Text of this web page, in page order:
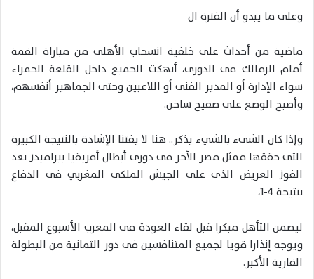
وعلى ما يبدو أن الفترة ال
ماضية من أحداث على خلفية انسحاب الأهلى من مباراة القمة
أمام الزمالك فى الدورى، أنهكت الجميع داخل القلعة الحمراء
سواء الإدارة أو المدير الفنى أو اللاعبين وحتى الجماهير أنفسهم،
وأصبح الوضع على صفيح ساخن.
وإذا كان الشىء بالشيء يذكر.. هنا لا يفتنا الإشادة بالنتيجة الكبيرة
التى حققها ممثل مصر الآخر فى دورى أبطال أفريقيا بيراميدز بعد
الفوز العريض الذى على الجيش الملكى المغربي فى الدفاع
بنتيجة 4-1،
ليضمن التأهل مبكرا قبل لقاء العودة فى المغرب الأسبوع المقبل،
ويوجه إنذارا قويا لجميع المتنافسين فى دور الثمانية من البطولة
القارية الأكبر.